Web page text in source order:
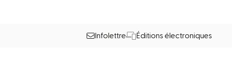
Infolettre Éditions électroniques